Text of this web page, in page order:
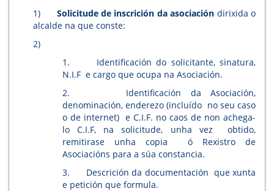
1) Solicitude de inscrición da asociación dirixida o
alcalde na que conste:
2)
1. Identificación do solicitante, sinatura,
N.I.F e cargo que ocupa na Asociación.
2. Identificación da Asociación,
denominación, enderezo (incluído no seu caso
o de internet) e C.I.F. no caos de non achega-
lo C.I.F, na solicitude, unha vez obtido,
remitirase unha copia ó Rexistro de
Asociacións para a súa constancia.
3. Descrición da documentación que xunta
e petición que formula.